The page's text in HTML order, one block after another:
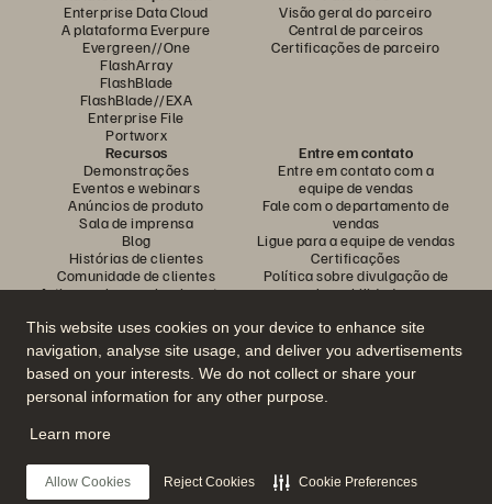
This website uses cookies on your device to enhance site
navigation, analyse site usage, and deliver you advertisements
based on your interests. We do not collect or share your
personal information for any other purpose.
Learn more
Allow Cookies Reject Cookies Cookie Preferences
Enterprise Data Cloud
A plataforma Everpure
Evergreen//One
FlashArray
FlashBlade
FlashBlade//EXA
Enterprise File
Portworx
Visão geral do parceiro
Central de parceiros
Certificações de parceiro
Recursos
Demonstrações
Eventos e webinars
Anúncios de produto
Sala de imprensa
Blog
Histórias de clientes
Comunidade de clientes
Artigos sobre conhecimentos
Entre em contato
Entre em contato com a
equipe de vendas
Fale com o departamento de
vendas
Ligue para a equipe de vendas
Certificações
Política sobre divulgação de
vulnerabilidades
Participe da conversa
Siga todas as redes sociais da Everpure
© 2026 Everpure, Inc. Todos os direitos reservados.
Privacidade Termos do siteQuestões legais
Central de confiabilidade